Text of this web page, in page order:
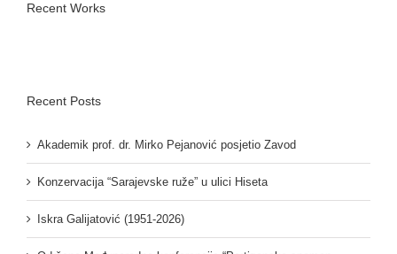
Recent Works
Recent Posts
Akademik prof. dr. Mirko Pejanović posjetio Zavod
Konzervacija “Sarajevske ruže” u ulici Hiseta
Iskra Galijatović (1951-2026)